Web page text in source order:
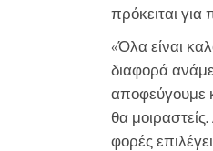
πρόκειται
«Όλα είναι
διαφορά
αποφεύγουμε
θα
φορές